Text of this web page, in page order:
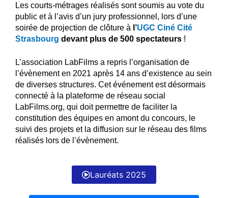
Les courts-métrages réalisés sont soumis au vote du
public et à l’avis d’un jury professionnel, lors d’une
soirée de projection de clôture à l’UGC Ciné Cité
Strasbourg devant plus de 500 spectateurs !
L’association LabFilms a repris l’organisation de
l’évènement en 2021 après 14 ans d’existence au sein
de diverses structures. Cet événement est désormais
connecté à la plateforme de réseau social
LabFilms.org, qui doit permettre de faciliter la
constitution des équipes en amont du concours, le
suivi des projets et la diffusion sur le réseau des films
réalisés lors de l’évènement.
Lauréats 2025